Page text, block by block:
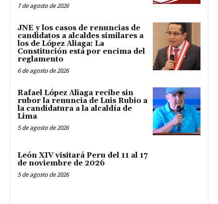
7 de agosto de 2026
JNE y los casos de renuncias de
candidatos a alcaldes similares a
los de López Aliaga: La
Constitución está por encima del
reglamento
6 de agosto de 2026
Rafael López Aliaga recibe sin
rubor la renuncia de Luis Rubio a
la candidatura a la alcaldía de
Lima
5 de agosto de 2026
León XIV visitará Peru del 11 al 17
de noviembre de 2026
5 de agosto de 2026